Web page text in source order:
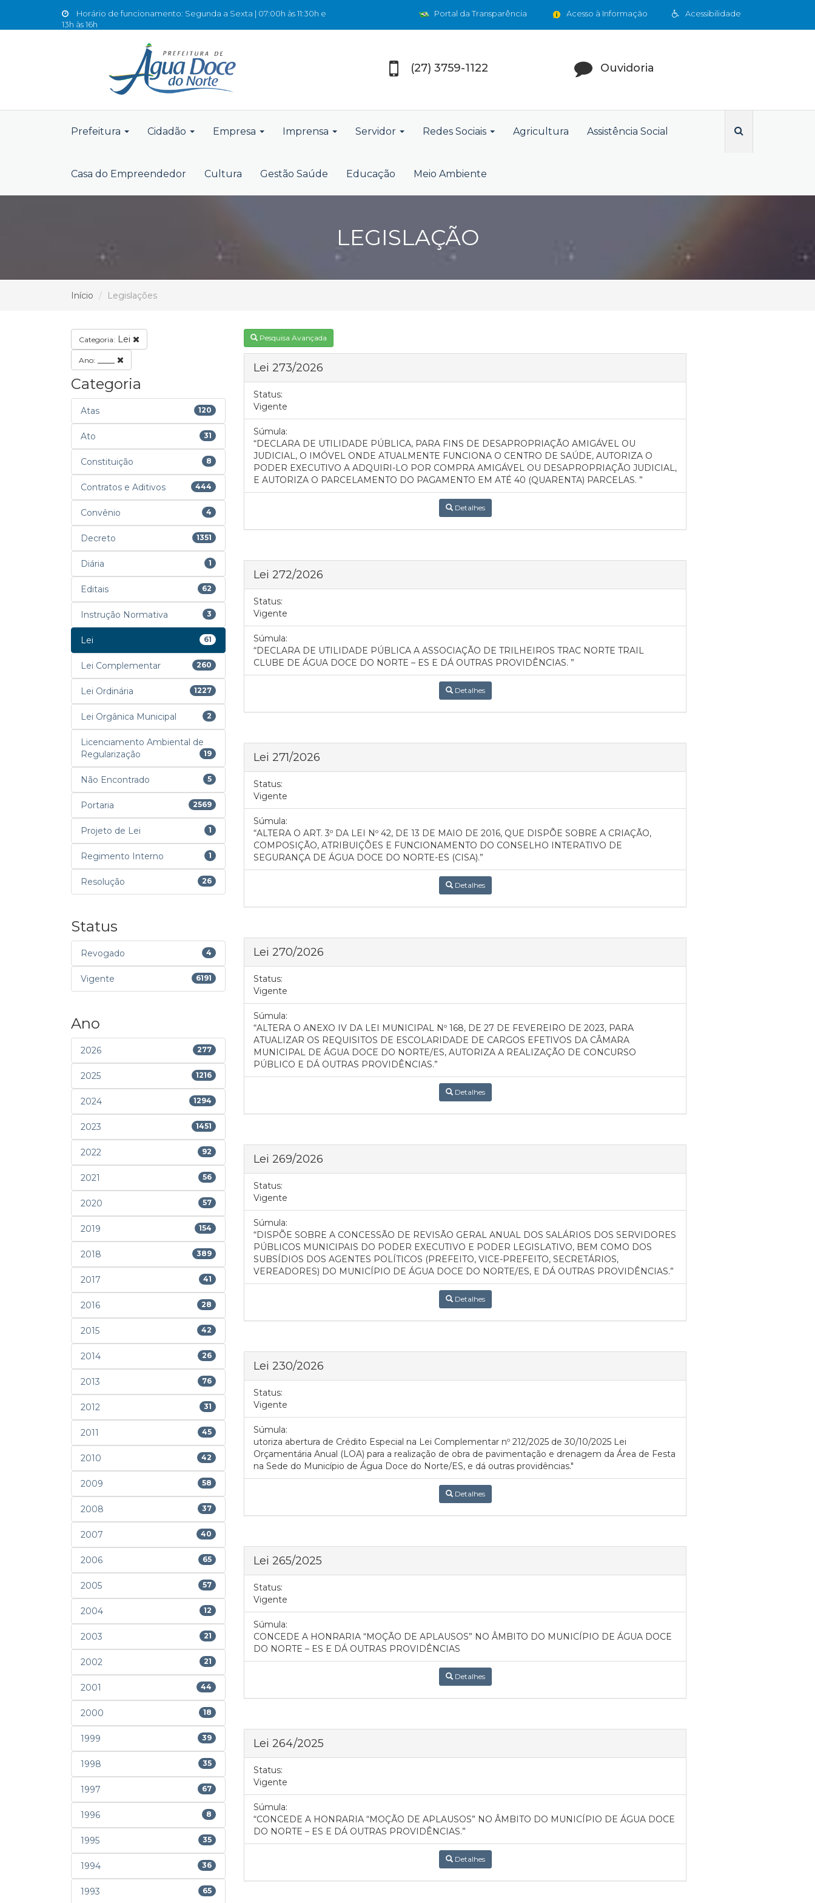
Horário de funcionamento: Segunda a Sexta | 07:00h às 11:30h e
13h às 16h
Acessibilidade
Acesso à Informação
Portal da Transparência
(27) 3759-1122 Ouvidoria
Prefeitura Cidadão Empresa Imprensa Servidor Redes Sociais Agricultura Assistência Social
Casa do Empreendedor Cultura Gestão Saúde Educação Meio Ambiente
LEGISLAÇÃO
Início Legislações
Categoria: Lei
Ano:
Categoria
Atas 120
Ato 31
Constituição 8
Contratos e Aditivos 444
Convênio 4
Decreto 1351
Diária 1
Editais 62
Instrução Normativa 3
Lei 61
Lei Complementar 260
Lei Ordinária 1227
Lei Orgânica Municipal 2
Licenciamento Ambiental de
Regularização
19
Não Encontrado 5
Portaria 2569
Projeto de Lei 1
Regimento Interno 1
Resolução 26
Status
Revogado 4
Vigente 6191
Ano
2026 277
2025 1216
2024 1294
2023 1451
2022 92
2021 56
2020 57
2019 154
2018 389
2017 41
2016 28
2015 42
2014 26
2013 76
2012 31
2011 45
2010 42
2009 58
2008 37
2007 40
2006 65
2005 57
2004 12
2003 21
2002 21
2001 44
2000 18
1999 39
1998 35
1997 67
1996 8
1995 35
1994 36
1993 65
Pesquisa Avançada
Lei 273/2026
Status:
Vigente
Súmula:
“DECLARA DE UTILIDADE PÚBLICA, PARA FINS DE DESAPROPRIAÇÃO AMIGÁVEL OU
JUDICIAL, O IMÓVEL ONDE ATUALMENTE FUNCIONA O CENTRO DE SAÚDE, AUTORIZA O
PODER EXECUTIVO A ADQUIRI-LO POR COMPRA AMIGÁVEL OU DESAPROPRIAÇÃO JUDICIAL,
E AUTORIZA O PARCELAMENTO DO PAGAMENTO EM ATÉ 40 (QUARENTA) PARCELAS. ”
Detalhes
Lei 272/2026
Status:
Vigente
Súmula:
“DECLARA DE UTILIDADE PÚBLICA A ASSOCIAÇÃO DE TRILHEIROS TRAC NORTE TRAIL
CLUBE DE ÁGUA DOCE DO NORTE – ES E DÁ OUTRAS PROVIDÊNCIAS. ”
Detalhes
Lei 271/2026
Status:
Vigente
Súmula:
“ALTERA O ART. 3º DA LEI Nº 42, DE 13 DE MAIO DE 2016, QUE DISPÕE SOBRE A CRIAÇÃO,
COMPOSIÇÃO, ATRIBUIÇÕES E FUNCIONAMENTO DO CONSELHO INTERATIVO DE
SEGURANÇA DE ÁGUA DOCE DO NORTE-ES (CISA).”
Detalhes
Lei 270/2026
Status:
Vigente
Súmula:
“ALTERA O ANEXO IV DA LEI MUNICIPAL Nº 168, DE 27 DE FEVEREIRO DE 2023, PARA
ATUALIZAR OS REQUISITOS DE ESCOLARIDADE DE CARGOS EFETIVOS DA CÂMARA
MUNICIPAL DE ÁGUA DOCE DO NORTE/ES, AUTORIZA A REALIZAÇÃO DE CONCURSO
PÚBLICO E DÁ OUTRAS PROVIDÊNCIAS.”
Detalhes
Lei 269/2026
Status:
Vigente
Súmula:
“DISPÕE SOBRE A CONCESSÃO DE REVISÃO GERAL ANUAL DOS SALÁRIOS DOS SERVIDORES
PÚBLICOS MUNICIPAIS DO PODER EXECUTIVO E PODER LEGISLATIVO, BEM COMO DOS
SUBSÍDIOS DOS AGENTES POLÍTICOS (PREFEITO, VICE-PREFEITO, SECRETÁRIOS,
VEREADORES) DO MUNICÍPIO DE ÁGUA DOCE DO NORTE/ES, E DÁ OUTRAS PROVIDÊNCIAS.”
Detalhes
Lei 230/2026
Status:
Vigente
Súmula:
utoriza abertura de Crédito Especial na Lei Complementar nº 212/2025 de 30/10/2025 Lei
Orçamentária Anual (LOA) para a realização de obra de pavimentação e drenagem da Área de Festa
na Sede do Município de Água Doce do Norte/ES, e dá outras providências."
Detalhes
Lei 265/2025
Status:
Vigente
Súmula:
CONCEDE A HONRARIA “MOÇÃO DE APLAUSOS” NO ÂMBITO DO MUNICÍPIO DE ÁGUA DOCE
DO NORTE – ES E DÁ OUTRAS PROVIDÊNCIAS
Detalhes
Lei 264/2025
Status:
Vigente
Súmula:
“CONCEDE A HONRARIA “MOÇÃO DE APLAUSOS” NO ÂMBITO DO MUNICÍPIO DE ÁGUA DOCE
DO NORTE – ES E DÁ OUTRAS PROVIDÊNCIAS.”
Detalhes